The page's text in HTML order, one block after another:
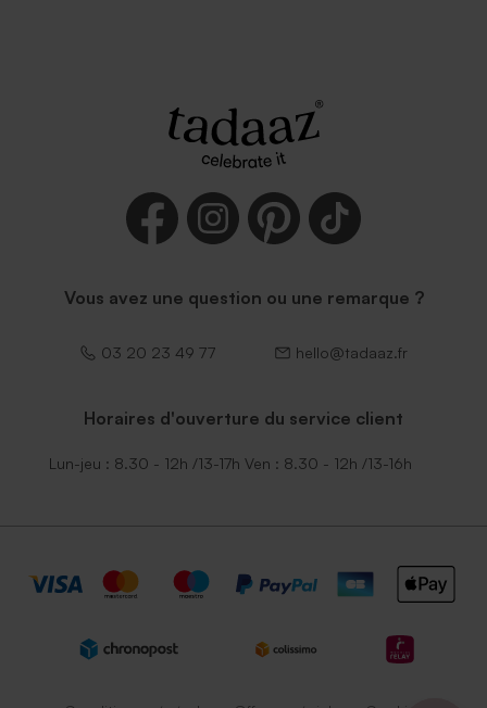
Vous avez une question ou une remarque ?
03 20 23 49 77 hello@tadaaz.fr
Horaires d'ouverture du service client
Lun-jeu : 8.30 - 12h /13-17h Ven : 8.30 - 12h /13-16h